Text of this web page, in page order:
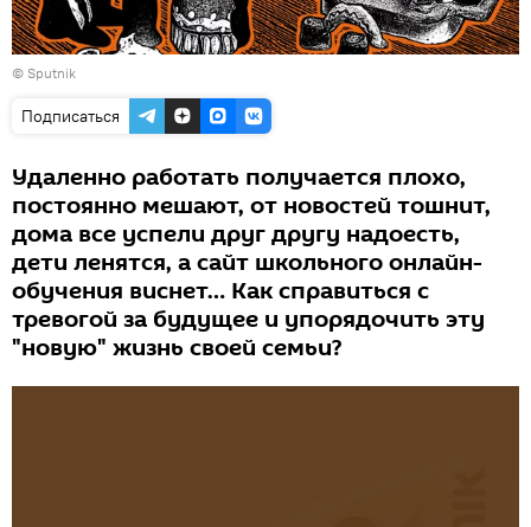
© Sputnik
Подписаться
Удаленно работать получается плохо,
постоянно мешают, от новостей тошнит,
дома все успели друг другу надоесть,
дети ленятся, а сайт школьного онлайн-
обучения виснет… Как справиться с
тревогой за будущее и упорядочить эту
"новую" жизнь своей семьи?